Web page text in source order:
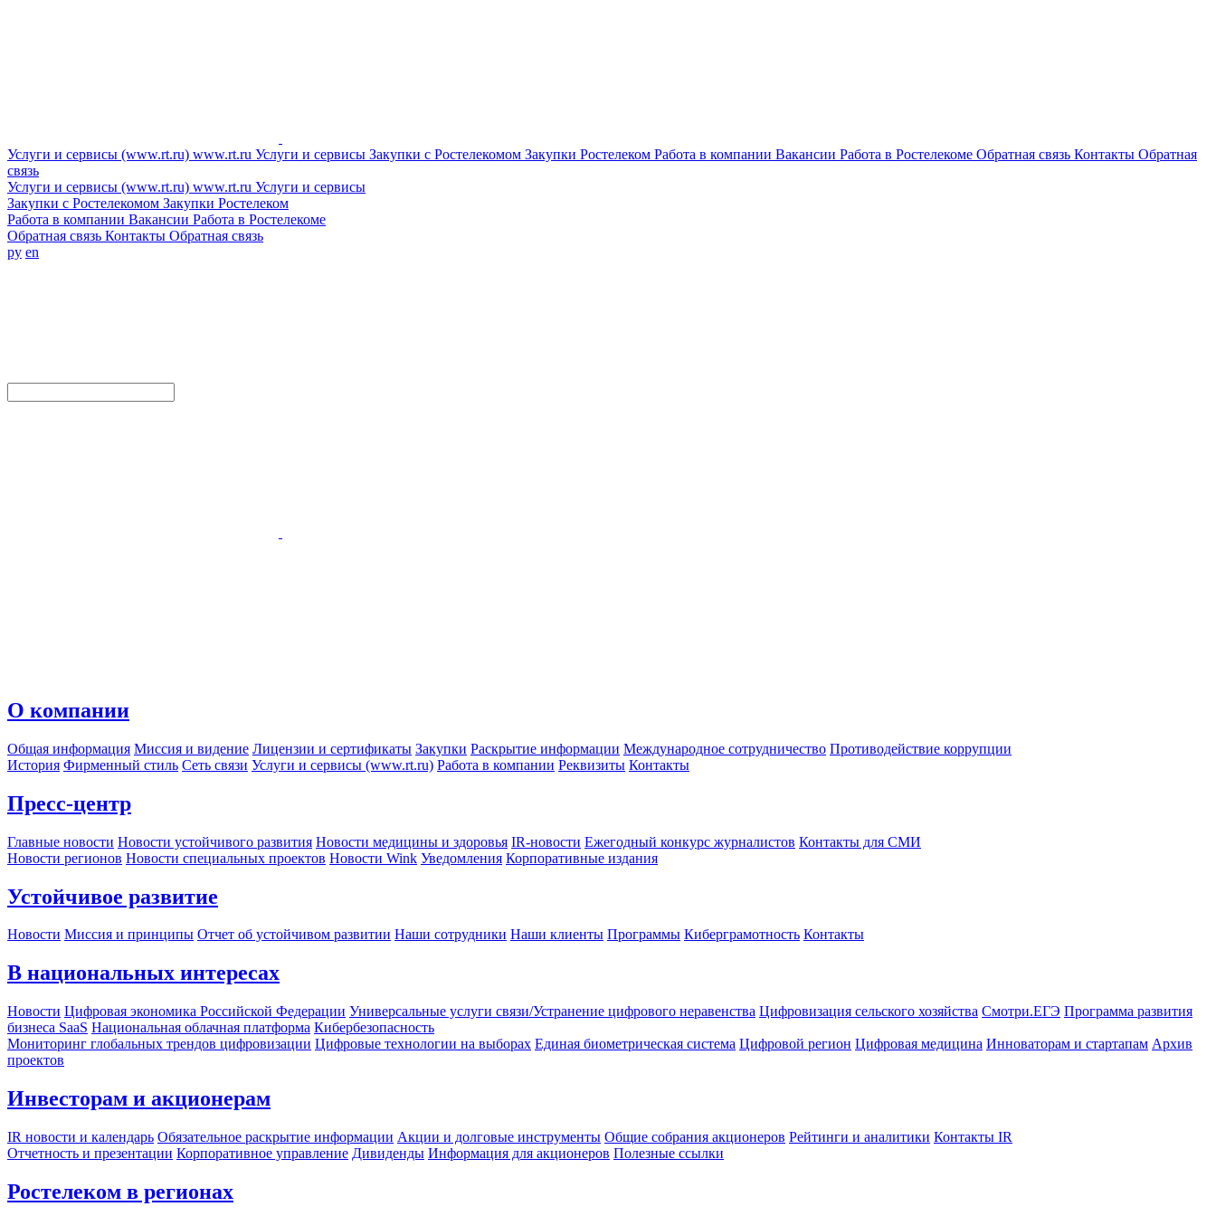
Услуги и сервисы (www.rt.ru) www.rt.ru Услуги и сервисы Закупки с Ростелекомом Закупки Ростелеком Работа в компании Вакансии Работа в Ростелекоме Обратная связь Контакты Обратная
связь
Услуги и сервисы (www.rt.ru) www.rt.ru Услуги и сервисы
Закупки с Ростелекомом Закупки Ростелеком
Работа в компании Вакансии Работа в Ростелекоме
Обратная связь Контакты Обратная связь
ру en
О компании
Общая информация Миссия и видение Лицензии и сертификаты Закупки Раскрытие информации Международное сотрудничество Противодействие коррупции
История Фирменный стиль Сеть связи Услуги и сервисы (www.rt.ru) Работа в компании Реквизиты Контакты
Пресс-центр
Главные новости Новости устойчивого развития Новости медицины и здоровья IR-новости Ежегодный конкурс журналистов Контакты для СМИ
Новости регионов Новости специальных проектов Новости Wink Уведомления Корпоративные издания
Устойчивое развитие
Новости Миссия и принципы Отчет об устойчивом развитии Наши сотрудники Наши клиенты Программы Киберграмотность Контакты
В национальных интересах
Новости Цифровая экономика Российской Федерации Универсальные услуги связи/Устранение цифрового неравенства Цифровизация сельского хозяйства Смотри.ЕГЭ Программа развития
бизнеса SaaS Национальная облачная платформа Кибербезопасность
Мониторинг глобальных трендов цифровизации Цифровые технологии на выборах Единая биометрическая система Цифровой регион Цифровая медицина Инноваторам и стартапам Архив
проектов
Инвесторам и акционерам
IR новости и календарь Обязательное раскрытие информации Акции и долговые инструменты Общие собрания акционеров Рейтинги и аналитики Контакты IR
Отчетность и презентации Корпоративное управление Дивиденды Информация для акционеров Полезные ссылки
Ростелеком в регионах